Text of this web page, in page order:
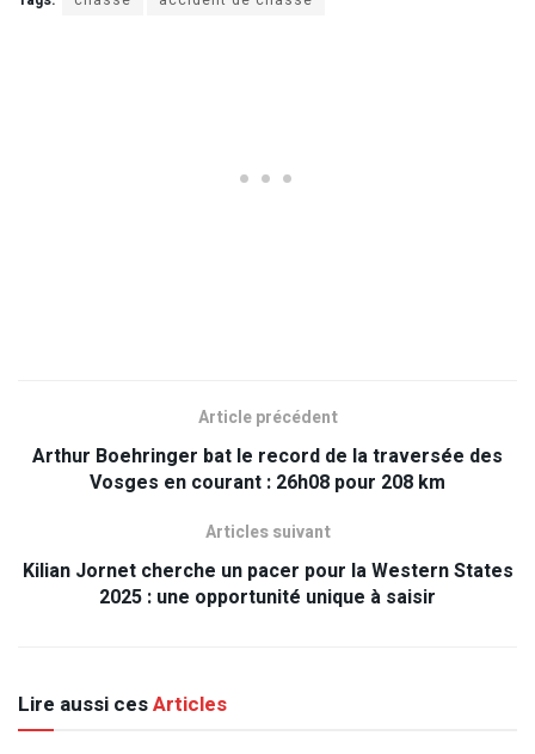
Article précédent
Arthur Boehringer bat le record de la traversée des
Vosges en courant : 26h08 pour 208 km
Articles suivant
Kilian Jornet cherche un pacer pour la Western States
2025 : une opportunité unique à saisir
Lire aussi cesArticles